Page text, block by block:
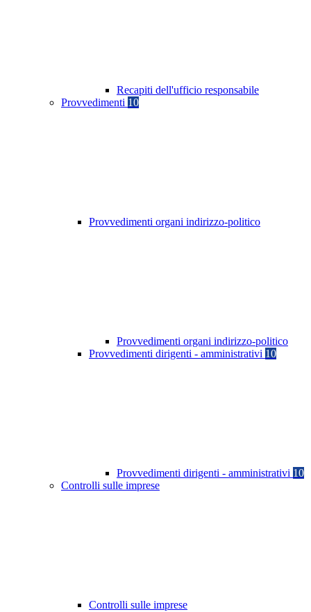
Recapiti dell'ufficio responsabile
Provvedimenti 10
Provvedimenti organi indirizzo-politico
Provvedimenti organi indirizzo-politico
Provvedimenti dirigenti - amministrativi 10
Provvedimenti dirigenti - amministrativi 10
Controlli sulle imprese
Controlli sulle imprese